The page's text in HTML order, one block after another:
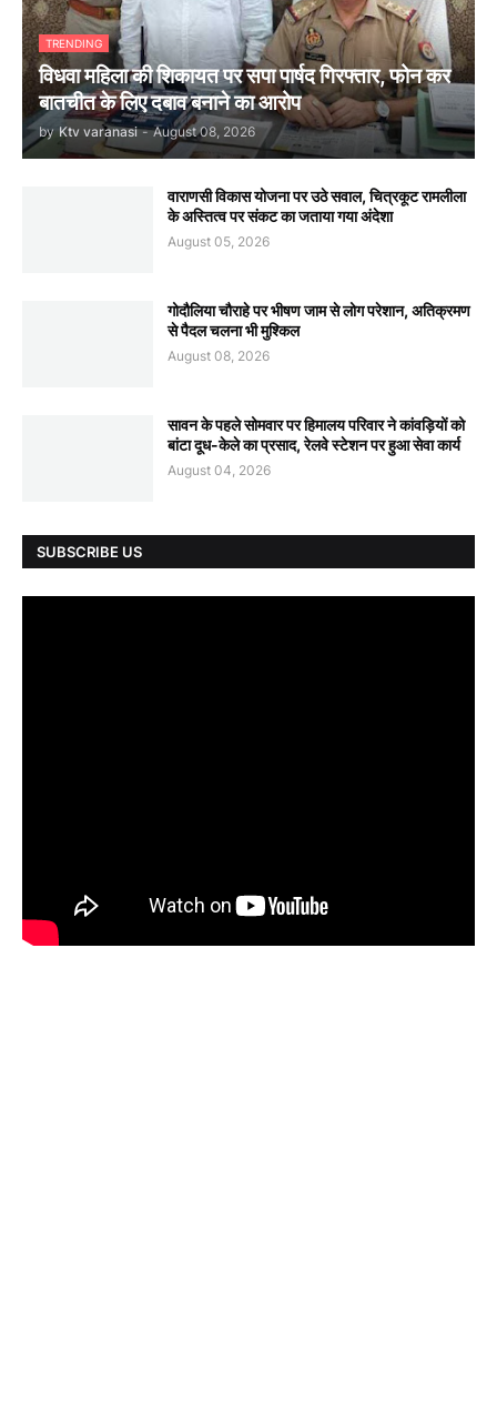
TRENDING
विधवा महिला की शिकायत पर सपा पार्षद गिरफ्तार, फोन कर
बातचीत के लिए दबाव बनाने का आरोप
by Ktv varanasi - August 08, 2026
वाराणसी विकास योजना पर उठे सवाल, चित्रकूट रामलीला
के अस्तित्व पर संकट का जताया गया अंदेशा
August 05, 2026
गोदौलिया चौराहे पर भीषण जाम से लोग परेशान, अतिक्रमण
से पैदल चलना भी मुश्किल
August 08, 2026
सावन के पहले सोमवार पर हिमालय परिवार ने कांवड़ियों को
बांटा दूध-केले का प्रसाद, रेलवे स्टेशन पर हुआ सेवा कार्य
August 04, 2026
SUBSCRIBE US